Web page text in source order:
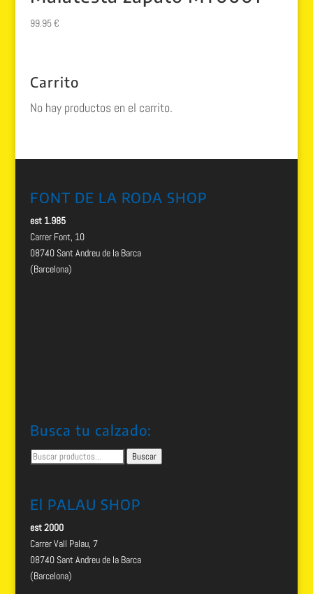
99.95€
Carrito
No hay productos en el carrito.
FONT DE LA RODA SHOP
est 1.985
Carrer Font, 10
08740 Sant Andreu de la Barca
(Barcelona)
Busca tu calzado:
Buscar
por:
Buscar
El PALAU SHOP
est 2000
Carrer Vall Palau, 7
08740 Sant Andreu de la Barca
(Barcelona)